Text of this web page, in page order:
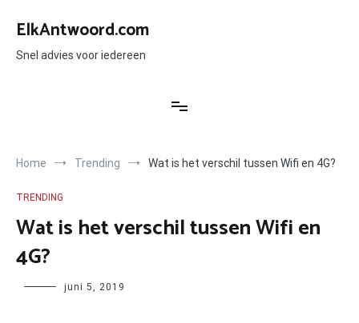
naar
inhoud
ElkAntwoord.com
Snel advies voor iedereen
Home Trending Wat is het verschil tussen Wifi en 4G?
TRENDING
Wat is het verschil tussen Wifi en
4G?
Author juni 5, 2019